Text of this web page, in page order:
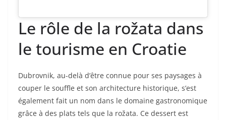
Le rôle de la rožata dans
le tourisme en Croatie
Dubrovnik, au-delà d’être connue pour ses paysages à
couper le souffle et son architecture historique, s’est
également fait un nom dans le domaine gastronomique
grâce à des plats tels que la rožata. Ce dessert est